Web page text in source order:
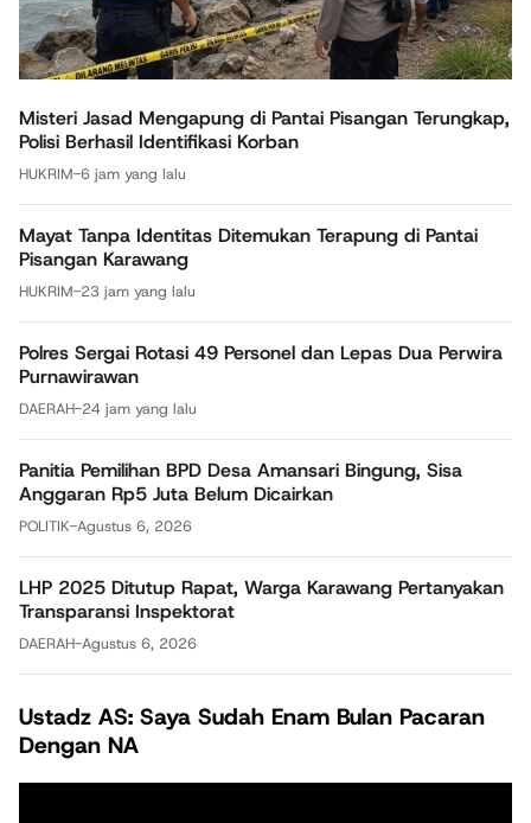
Misteri Jasad Mengapung di Pantai Pisangan Terungkap,
Polisi Berhasil Identifikasi Korban
HUKRIM-6 jam yang lalu
Mayat Tanpa Identitas Ditemukan Terapung di Pantai
Pisangan Karawang
HUKRIM-23 jam yang lalu
Polres Sergai Rotasi 49 Personel dan Lepas Dua Perwira
Purnawirawan
DAERAH-24 jam yang lalu
Panitia Pemilihan BPD Desa Amansari Bingung, Sisa
Anggaran Rp5 Juta Belum Dicairkan
POLITIK-Agustus 6, 2026
LHP 2025 Ditutup Rapat, Warga Karawang Pertanyakan
Transparansi Inspektorat
DAERAH-Agustus 6, 2026
Ustadz AS: Saya Sudah Enam Bulan Pacaran
Dengan NA